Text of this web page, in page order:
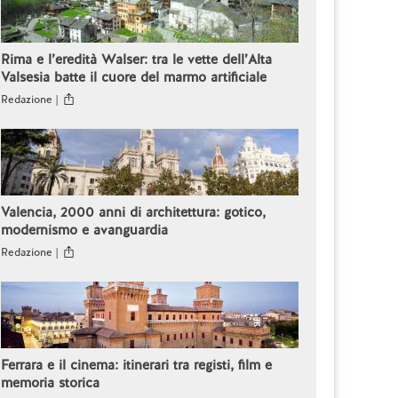
Rima e l’eredità Walser: tra le vette dell’Alta
Valsesia batte il cuore del marmo artificiale
Redazione |
Valencia, 2000 anni di architettura: gotico,
modernismo e avanguardia
Redazione |
Ferrara e il cinema: itinerari tra registi, film e
memoria storica